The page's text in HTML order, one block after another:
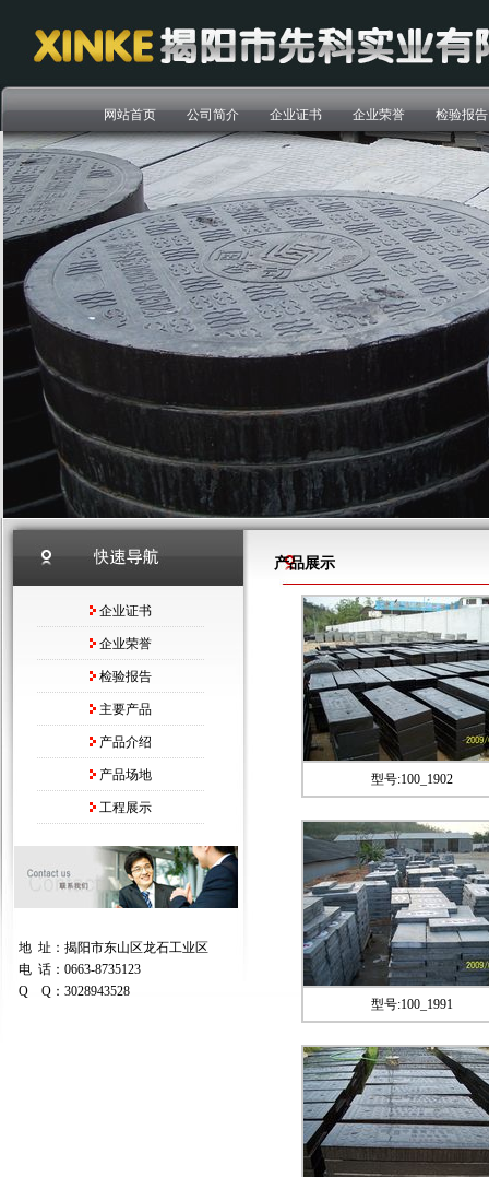
网站首页 公司简介 企业证书 企业荣誉 检验报告
产品展示
企业证书
企业荣誉
检验报告
主要产品
产品介绍
产品场地
工程展示
地 址：揭阳市东山区龙石工业区
电 话：0663-8735123
Q Q：3028943528
型号:100_1902
型号:100_1991